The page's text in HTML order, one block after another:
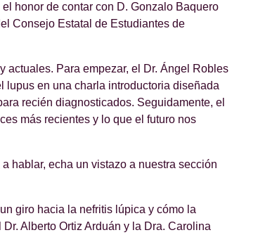
honor de contar con D. Gonzalo Baquero
Consejo Estatal de Estudiantes de
actuales. Para empezar, el Dr. Ángel Robles
lupus en una charla introductoria diseñada
recién diagnosticados. Seguidamente, el
más recientes y lo que el futuro nos
hablar, echa un vistazo a nuestra sección
giro hacia la nefritis lúpica y cómo la
Alberto Ortiz Arduán y la Dra. Carolina